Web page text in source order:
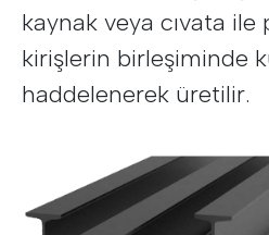
kaynak veya cıvata ile
kirişlerin birleşiminde
haddelenerek üretilir.